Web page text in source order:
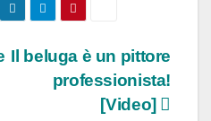
Il beluga è un pittore
professionista!
[Video]